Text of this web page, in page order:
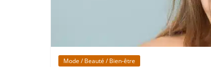
Mode / Beauté / Bien-être